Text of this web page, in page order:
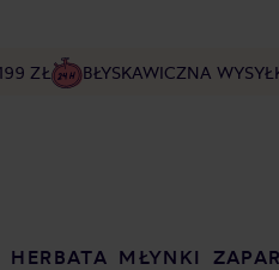
ZŁ BŁYSKAWICZNA
HERBATA MŁYNKI